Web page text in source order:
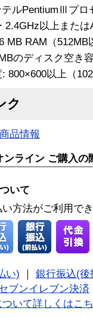
ルPentiumⅢプロ
2.4GHz以上また
MB RAM（512MB
のディスク空き
800×600以上（
ク
品情報
ンライン ご購入の
いて
方法がご利用で
い)
銀行振込(後
ブンイレブン決済
いて詳しくはこ